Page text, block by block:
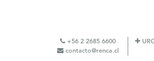
+56 2 2685 6600
contacto@renca.cl